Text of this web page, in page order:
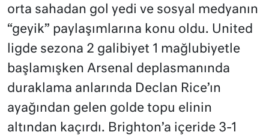
orta sahadan gol yedi ve sosyal medyanın
“geyik” paylaşımlarına konu oldu. United
ligde sezona 2 galibiyet 1 mağlubiyetle
başlamışken Arsenal deplasmanında
duraklama anlarında Declan Rice’ın
ayağından gelen golde topu elinin
altından kaçırdı. Brighton’a içeride 3-1